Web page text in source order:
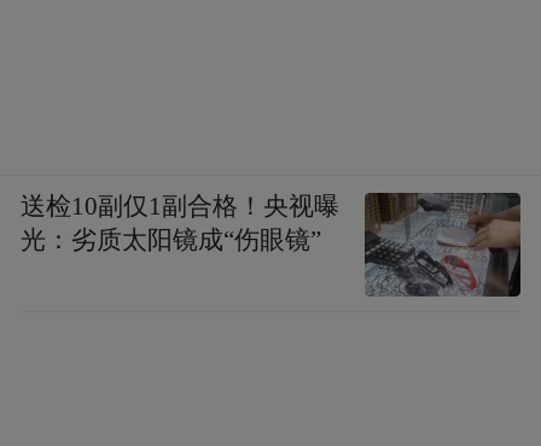
送检10副仅1副合格！央视曝
光：劣质太阳镜成“伤眼镜”